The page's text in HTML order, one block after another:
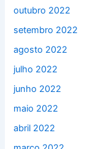
outubro 2022
setembro 2022
agosto 2022
julho 2022
junho 2022
maio 2022
abril 2022